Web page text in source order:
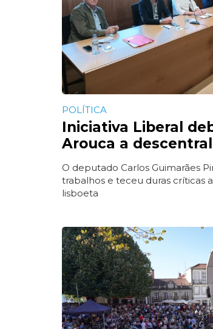
POLÍTICA
Iniciativa Liberal
Arouca a
O deputado Carlos Guimarães
trabalhos e teceu duras críticas
lisboeta